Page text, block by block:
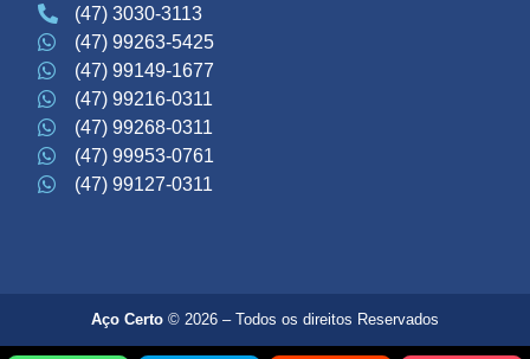
(47) 3030-3113
(47) 99263-5425
(47) 99149-1677
(47) 99216-0311
(47) 99268-0311
(47) 99953-0761
(47) 99127-0311
Aço Certo © 2026 – Todos os direitos Reservados